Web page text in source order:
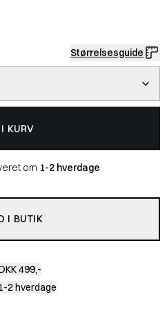
Størrelsesguide
KURV
om 1-2 hverdage
I BUTIK
499,-
2 hverdage